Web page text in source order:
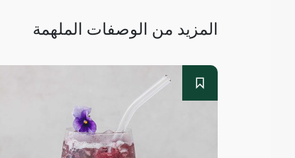
المزيد من الوصفات الملهمة